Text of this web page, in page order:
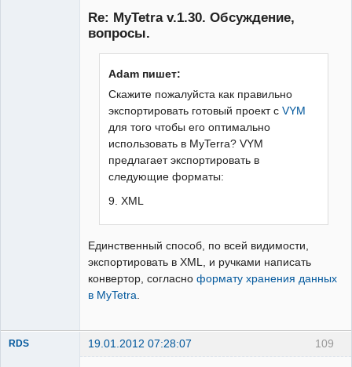
Re: MyTetra v.1.30. Обсуждение,
вопросы.
Adam пишет:
Скажите пожалуйста как правильно
экспортировать готовый проект сVYM
для того чтобы его оптимально
использовать в MyTerra? VYM
предлагает экспортировать в
следующие форматы:
9. XML
Единственный способ, по всей видимости,
экспортировать в XML, и ручками написать
конвертор, согласно формату хранения данных
в MyTetra
109
RDS 19.01.2012 07:28:07